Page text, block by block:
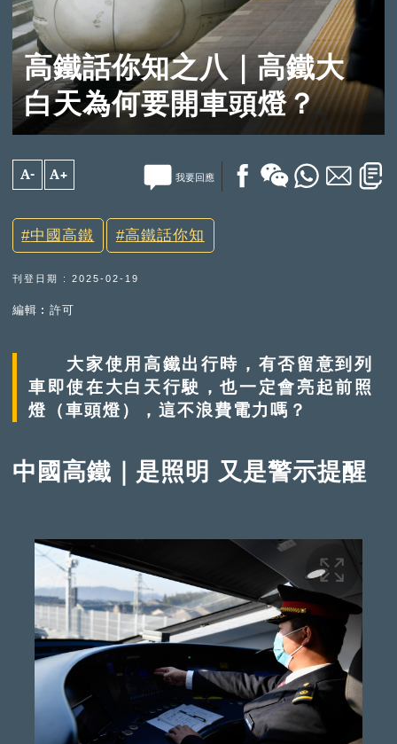
高鐵話你知之八｜高鐵大
白天為何要開車頭燈？
A- A+ 我要回應
中國高鐵 高鐵話你知
刊登日期 : 2025-02-19
編輯︰許可
大家使用高鐵出行時，有否留意到列
車即使在大白天行駛，也一定會亮起前照
燈（車頭燈），這不浪費電力嗎？
中國高鐵｜是照明 又是警示提醒